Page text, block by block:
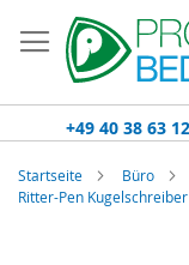
Inhalt
springen
+49 40 38 63
Startseite Büro
Ritter-Pen Kugelschreiber